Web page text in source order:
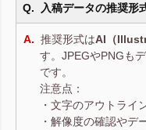
入稿データの推奨形
推奨形式はAI（
す。JPEGやPNGも
です。
注意点：
・文字のアウトライ
・解像度の確認やデ